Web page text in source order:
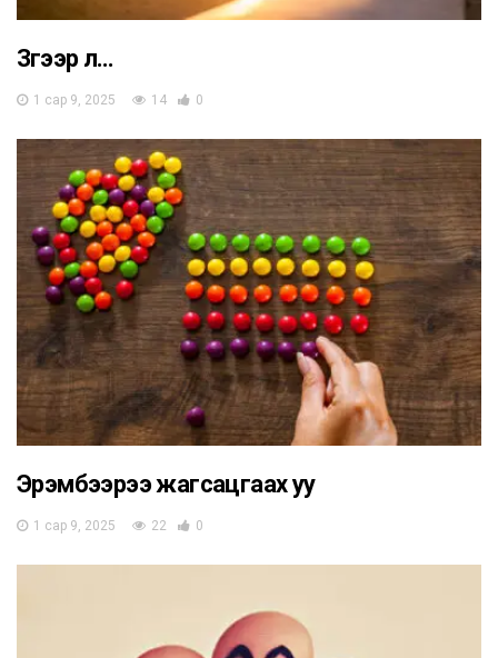
Зүгээр л…
1 сар 9, 2025 14 0
Эрэмбээрээ жагсацгаах уу
1 сар 9, 2025 22 0